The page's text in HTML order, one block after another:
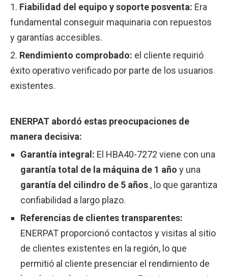
1. Fiabilidad del equipo y soporte posventa: Era
fundamental conseguir maquinaria con repuestos
y garantías accesibles.
2. Rendimiento comprobado: el cliente requirió
éxito operativo verificado por parte de los usuarios
existentes.
ENERPAT abordó estas preocupaciones de
manera decisiva:
Garantía integral: El HBA40-7272 viene con una
garantía total de la máquina de 1 año y una
garantía del cilindro de 5 años , lo que garantiza
confiabilidad a largo plazo.
Referencias de clientes transparentes:
ENERPAT proporcionó contactos y visitas al sitio
de clientes existentes en la región, lo que
permitió al cliente presenciar el rendimiento de